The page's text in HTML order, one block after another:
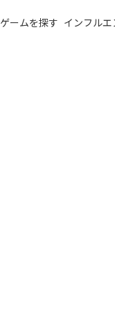
ゲームを探す インフル